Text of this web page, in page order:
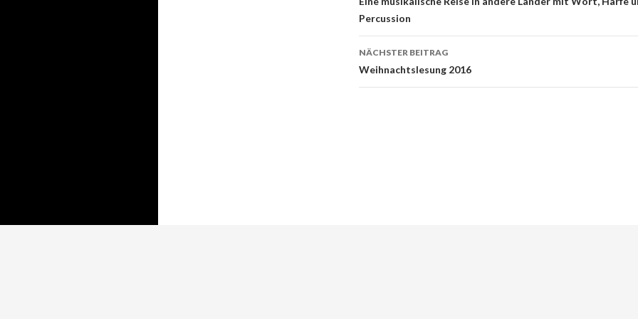
Percussion
NÄCHSTER BEITRAG
Weihnachtslesung 2016